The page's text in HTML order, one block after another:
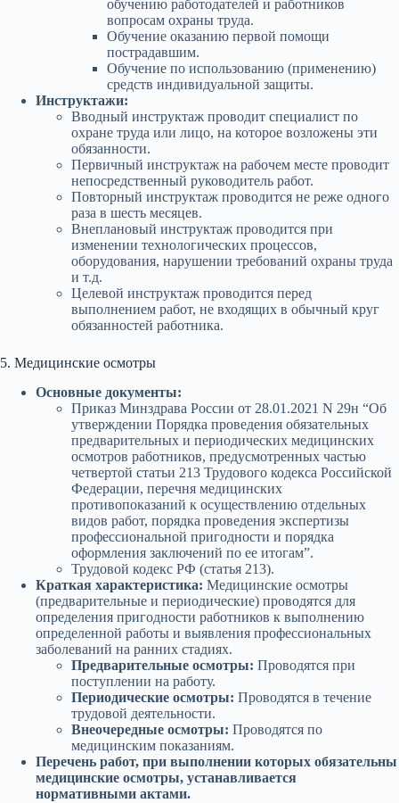
обучению работодателей и работников
вопросам охраны труда.
Обучение оказанию первой помощи
пострадавшим.
Обучение по использованию (применению)
средств индивидуальной защиты.
Инструктажи:
Вводный инструктаж проводит специалист по
охране труда или лицо, на которое возложены эти
обязанности.
Первичный инструктаж на рабочем месте проводит
непосредственный руководитель работ.
Повторный инструктаж проводится не реже одного
раза в шесть месяцев.
Внеплановый инструктаж проводится при
изменении технологических процессов,
оборудования, нарушении требований охраны труда
и т.д.
Целевой инструктаж проводится перед
выполнением работ, не входящих в обычный круг
обязанностей работника.
5. Медицинские осмотры
Основные документы:
Приказ Минздрава России от 28.01.2021 N 29н “Об
утверждении Порядка проведения обязательных
предварительных и периодических медицинских
осмотров работников, предусмотренных частью
четвертой статьи 213 Трудового кодекса Российской
Федерации, перечня медицинских
противопоказаний к осуществлению отдельных
видов работ, порядка проведения экспертизы
профессиональной пригодности и порядка
оформления заключений по ее итогам”.
Трудовой кодекс РФ (статья 213).
Краткая характеристика: Медицинские осмотры
(предварительные и периодические) проводятся для
определения пригодности работников к выполнению
определенной работы и выявления профессиональных
заболеваний на ранних стадиях.
Предварительные осмотры: Проводятся при
поступлении на работу.
Периодические осмотры: Проводятся в течение
трудовой деятельности.
Внеочередные осмотры: Проводятся по
медицинским показаниям.
Перечень работ, при выполнении которых обязательны
медицинские осмотры, устанавливается
нормативными актами.